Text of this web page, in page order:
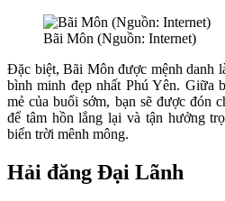
Bãi Môn (Nguồn: Internet)
Đặc biệt, Bãi Môn được mệnh danh
bình minh đẹp nhất Phú Yên. Giữa
mẻ của buổi sớm, bạn sẽ được đón
để tâm hồn lắng lại và tận hưởng
biển trời mênh mông.
Hải đăng Đại Lãnh